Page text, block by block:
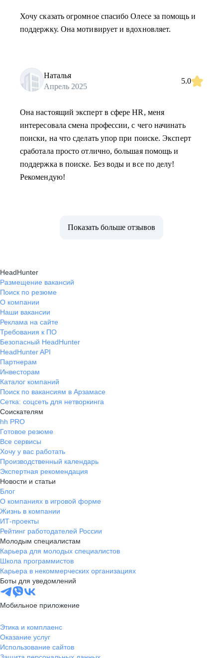
Хочу сказать огромное спасибо Олесе за помощь и
поддержку. Она мотивирует и вдохновляет.
Наталья
Апрель 2025
5.0
Она настоящий эксперт в сфере HR, меня
интересовала смена профессии, с чего начинать
поиски, на что сделать упор при поиске. Эксперт
сработала просто отлично, большая помощь и
поддержка в поиске. Без воды и все по делу!
Рекомендую!
Показать больше отзывов
HeadHunter
Размещение вакансий
Поиск по резюме
О компании
Наши вакансии
Реклама на сайте
Требования к ПО
Безопасный HeadHunter
HeadHunter API
Партнерам
Инвесторам
Каталог компаний
Поиск по вакансиям в Арзамасе
Сетка: соцсеть для нетворкинга
Соискателям
hh PRO
Готовое резюме
Все сервисы
Хочу у вас работать
Производственный календарь
Экспертная рекомендация
Новости и статьи
Блог
О компаниях в игровой форме
Жизнь в компании
ИТ-проекты
Рейтинг работодателей России
Молодым специалистам
Карьера для молодых специалистов
Школа программистов
Карьера в некоммерческих организациях
Боты для уведомлений
Мобильное приложение
Этика и комплаенс
Оказание услуг
Использование сайтов